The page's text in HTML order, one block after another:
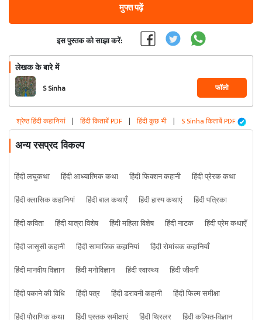
मुफ्त पढ़ें
इस पुस्तक को साझा करें:
लेखक के बारे में
S Sinha फॉलो
श्रेष्ठ हिंदी कहानियां | हिंदी किताबें PDF | हिंदी कुछ भी | S Sinha किताबें PDF
अन्य रसप्रद विकल्प
हिंदी लघुकथा हिंदी आध्यात्मिक कथा हिंदी फिक्शन कहानी
हिंदी प्रेरक कथा
हिंदी क्लासिक कहानियां
हिंदी बाल कथाएँ हिंदी हास्य कथाएं
हिंदी पत्रिका
हिंदी कविता
हिंदी यात्रा विशेष हिंदी महिला विशेष हिंदी नाटक
हिंदी प्रेम कथाएँ
हिंदी जासूसी कहानी
हिंदी सामाजिक कहानियां
हिंदी रोमांचक कहानियाँ
हिंदी मानवीय विज्ञान
हिंदी मनोविज्ञान हिंदी स्वास्थ्य
हिंदी जीवनी
हिंदी पकाने की विधि
हिंदी पत्र हिंदी डरावनी कहानी
हिंदी फिल्म समीक्षा
हिंदी पौराणिक कथा
हिंदी पुस्तक समीक्षाएं हिंदी थ्रिलर हिंदी कल्पित-विज्ञान